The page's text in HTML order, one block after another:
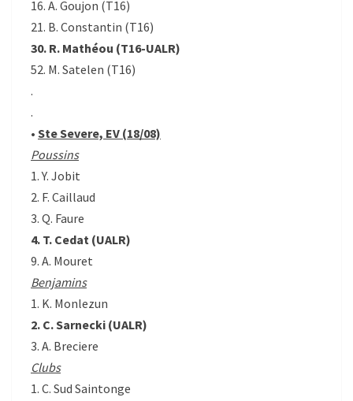
16. A. Goujon (T16)
21. B. Constantin (T16)
30. R. Mathéou (T16-UALR)
52. M. Satelen (T16)
.
.
• Ste Severe, EV (18/08)
Poussins
1. Y. Jobit
2. F. Caillaud
3. Q. Faure
4. T. Cedat (UALR)
9. A. Mouret
Benjamins
1. K. Monlezun
2. C. Sarnecki (UALR)
3. A. Breciere
Clubs
1. C. Sud Saintonge